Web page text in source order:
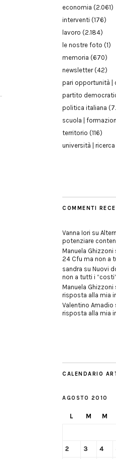
economia (2.061)
interventi (176)
lavoro (2.184)
le nostre foto (1)
memoria (670)
newsletter(42)
pari opportunità |
partito
politica italiana
scuola |
territorio (116)
università | ricerca
COMMENTI
Vanna Iori su
potenziare
Manuela Ghizzoni
24 Cfu ma non a
sandra su Nuovi
non a tutti i “costi”
Manuela Ghizzoni
risposta alla mia
Valentino Amadio
risposta alla mia
CALENDARIO
AGOSTO 2010
L M M
2 3 4